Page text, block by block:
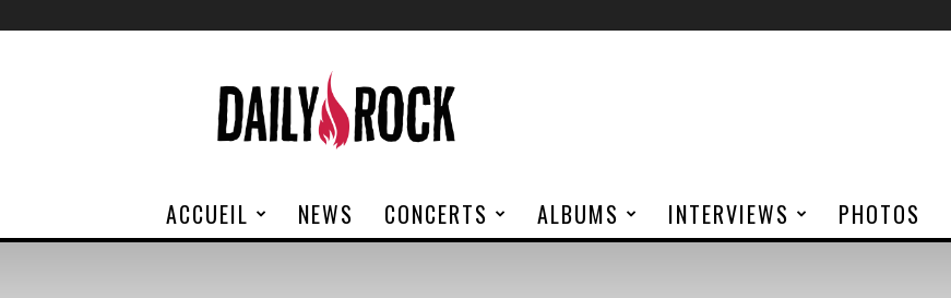
Rock
ACCUEIL NEWS CONCERTS ALBUMS INTERVIEWS PHOTOS